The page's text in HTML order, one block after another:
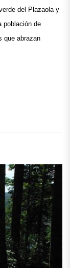
del Plazaola y
población de
que abrazan